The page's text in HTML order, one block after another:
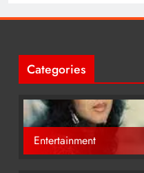
Categories
Entertainment